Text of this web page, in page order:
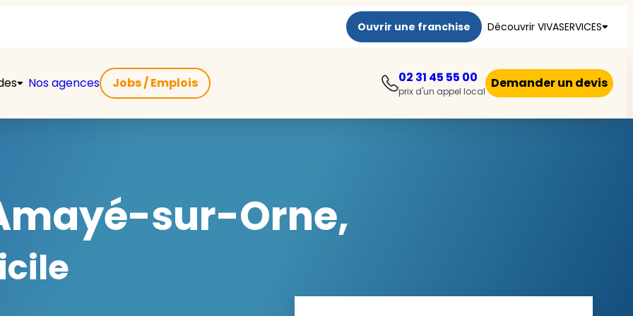
Ouvrir une franchise Découvrir VIVASERVICES
Nos agences Jobs / Emplois 02 31 45 55 00
prix d'un appel local
Demander un devis
sur-Orne,